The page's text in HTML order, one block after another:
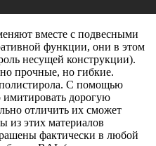
вместе с подвесными
функции, они в этом
несущей конструкции).
прочные, но гибкие.
С помощью
имитировать дорогую
отличить их сможет
из этих материалов
фактически в любой